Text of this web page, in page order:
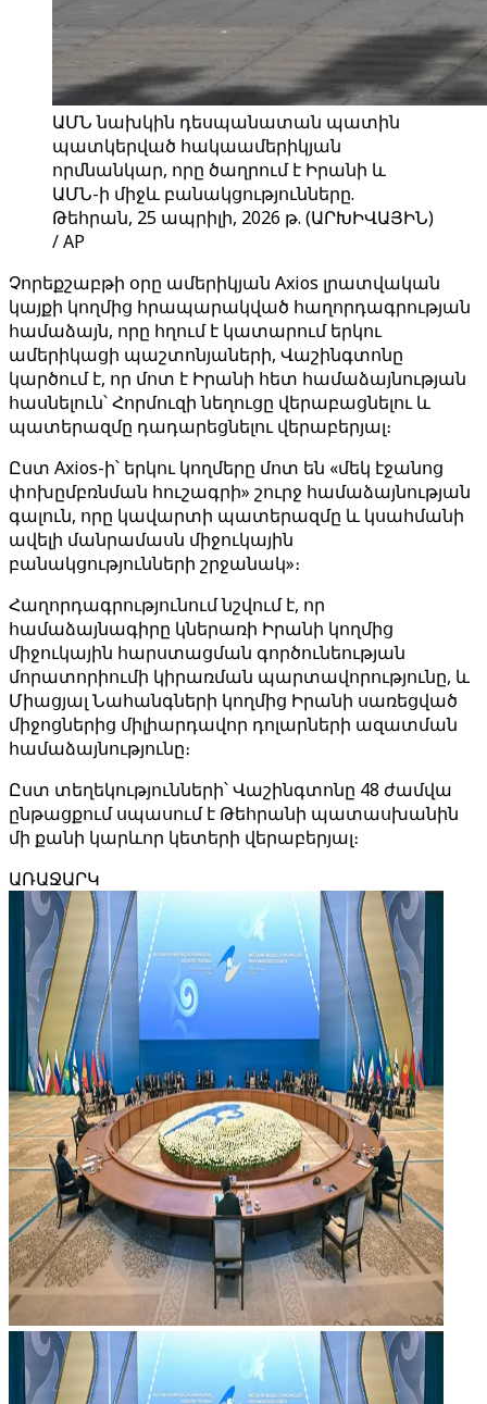
ԱՄՆ նախկին դեսպանատան պատին
պատկերված հակաամերիկյան
որմնանկար, որը ծաղրում է Իրանի և
ԱՄՆ-ի միջև բանակցությունները.
Թեհրան, 25 ապրիլի, 2026 թ. (ԱՐԽԻՎԱՅԻՆ)
/ AP
Չորեքշաբթի օրը ամերիկյան Axios լրատվական
կայքի կողմից հրապարակված հաղորդագրության
համաձայն, որը հղում է կատարում երկու
ամերիկացի պաշտոնյաների, Վաշինգտոնը
կարծում է, որ մոտ է Իրանի հետ համաձայնության
հասնելուն՝ Հորմուզի նեղուցը վերաբացնելու և
պատերազմը դադարեցնելու վերաբերյալ։
Ըստ Axios-ի՝ երկու կողմերը մոտ են «մեկ էջանոց
փոխըմբռնման հուշագրի» շուրջ համաձայնության
գալուն, որը կավարտի պատերազմը և կսահմանի
ավելի մանրամասն միջուկային
բանակցությունների շրջանակ»։
Հաղորդագրությունում նշվում է, որ
համաձայնագիրը կներառի Իրանի կողմից
միջուկային հարստացման գործունեության
մորատորիումի կիրառման պարտավորությունը, և
Միացյալ Նահանգների կողմից Իրանի սառեցված
միջոցներից միլիարդավոր դոլարների ազատման
համաձայնությունը։
Ըստ տեղեկությունների՝ Վաշինգտոնը 48 ժամվա
ընթացքում սպասում է Թեհրանի պատասխանին
մի քանի կարևոր կետերի վերաբերյալ։
ԱՌԱՋԱՐԿ